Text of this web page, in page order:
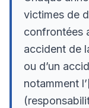
victimes de
confrontées
accident de
ou d’un
notamment